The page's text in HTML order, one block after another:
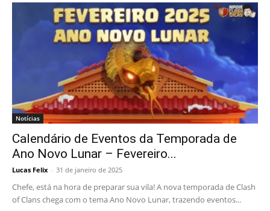
Notícias
Calendário de Eventos da Temporada de
Ano Novo Lunar – Fevereiro...
Lucas Felix - 31 de janeiro de 2025
Chefe, está na hora de preparar sua vila! A nova temporada de Clash
of Clans chega com o tema Ano Novo Lunar, trazendo eventos...